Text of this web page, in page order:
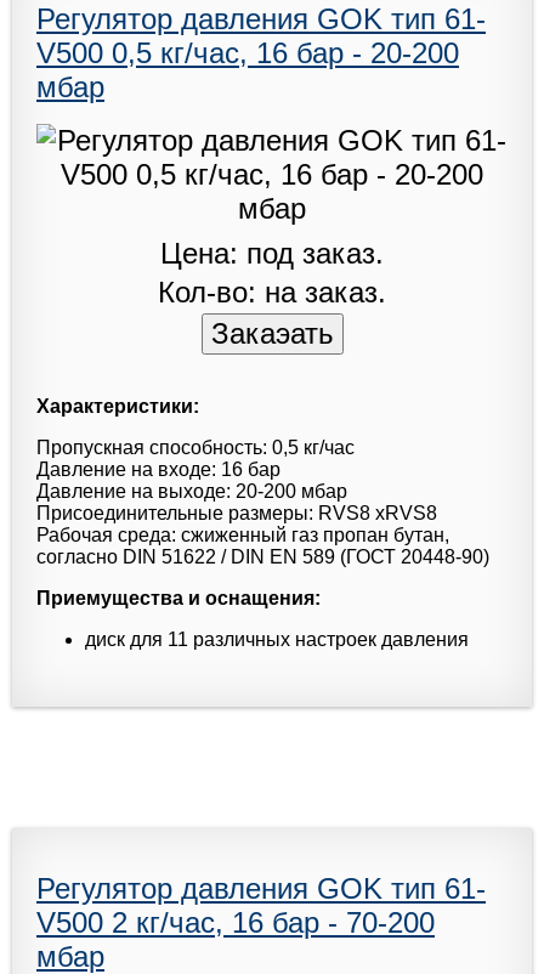
Регулятор давления GOK тип 61-
V500 0,5 кг/час, 16 бар - 20-200
мбар
Цена: под заказ.
Кол-во: на заказ.
Характеристики:
Пропускная способность: 0,5 кг/час
Давление на входе: 16 бар
Давление на выходе: 20-200 мбар
Присоединительные размеры: RVS8 xRVS8
Рабочая среда: сжиженный газ пропан бутан,
согласно DIN 51622 / DIN EN 589 (ГОСТ 20448-90)
Приемущества и оснащения:
диск для 11 различных настроек давления
Регулятор давления GOK тип 61-
V500 2 кг/час, 16 бар - 70-200
мбар